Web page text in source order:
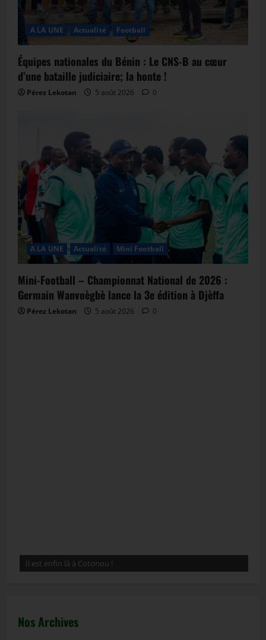
A LA UNE Actualité Football
Équipes nationales du Bénin : Le CNS-B au cœur
d’une bataille judiciaire; la honte !
Pérez Lekotan 5 août 2026 0
A LA UNE Actualité Mini Football
Mini-Football – Championnat National de 2026 :
Germain Wanvoègbè lance la 3e édition à Djèffa
Pérez Lekotan 5 août 2026 0
Nos Archives